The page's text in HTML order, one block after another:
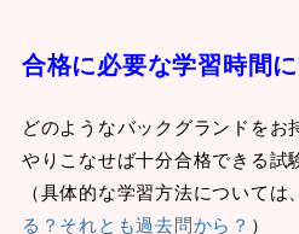
合格に必要な学習時間
どのようなバックグランドをお
やりこなせば十分合格できる試
（具体的な学習方法については、
る？それとも過去問から？ ）